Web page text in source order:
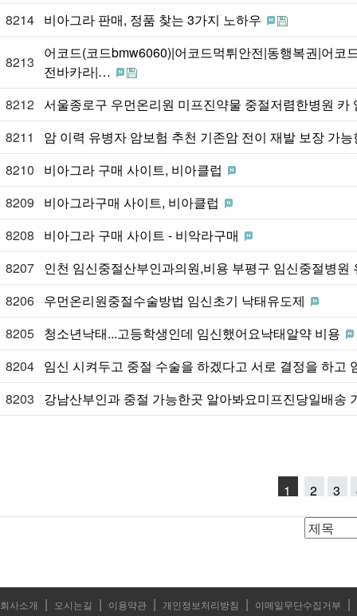
8214 비아그라 판매, 정품 찾는 3가지 노하우
8213
어코드(코드bmw6060)|어코드먹튀안전|동행복권|어코
전바카라|…
8212 서울종로구 우먼온리원 미프진약물 중절저렴한병원
8211
암 이력 유병자 암보험 추천 기존암 전이 재발 보장 가
8210
비아그라 구매 사이트, 비아클럽
8209
비아그라구매 사이트, 비아클럽
8208
비아그라 구매 사이트 - 비악라구매
8207 인천 임신중절산부인과의원,비용 부평구 임신중절병
8206 우먼온리원중절수술방법 임신초기 낙­태유도제
8205 청소년낙태...고등학생인데 임신했어요낙­태알약 비용
8204 임신 시켜두고 중절 수술을 하겠다고 서로 결정을 하고
8203
강남산부인과 중절 가능한곳 알아봐요미프진당일배송
1 2 3
회사소개 | 오시는길 | 이용약관 | 개인정보처리방침 | 이메일무단수집거부 |